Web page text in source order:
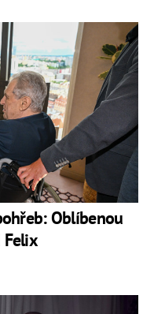
Oblíbenou
Felix